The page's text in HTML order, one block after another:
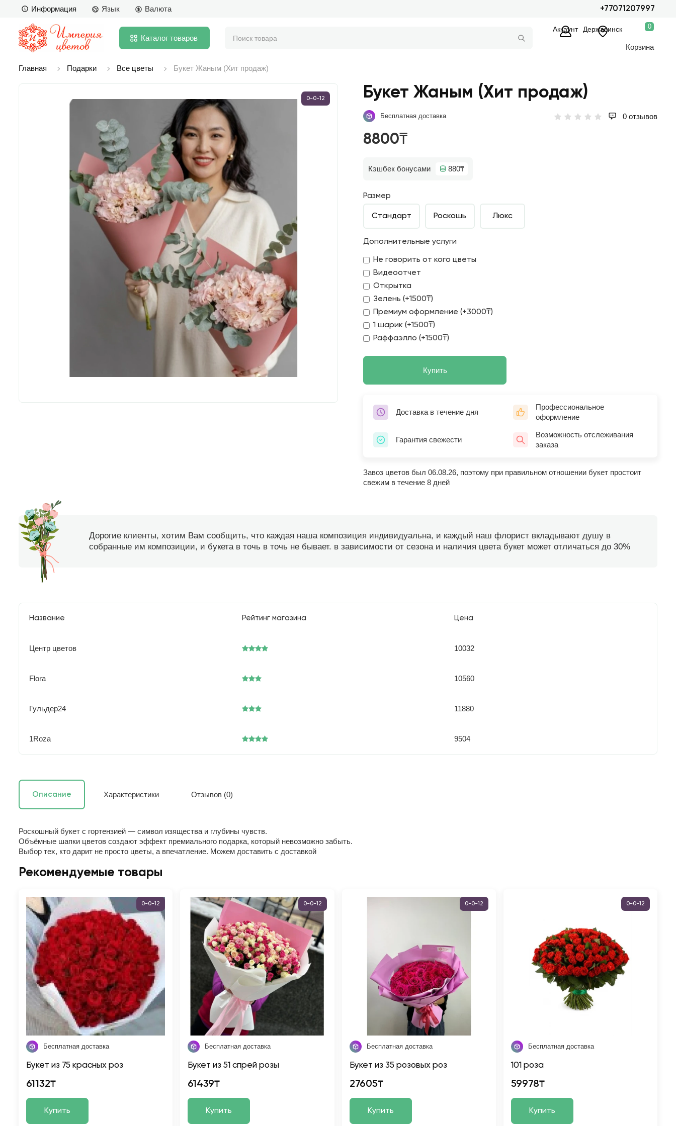
Информация Язык Валюта +77071207997
Каталог товаров
Аккаунт Державинск 0
Корзина
Главная Подарки Все цветы Букет Жаным (Хит продаж)
0-0-12 Букет Жаным (Хит продаж)
Бесплатная доставка 0 отзывов
8800₸
Кэшбек бонусами 880₸
Размер
Стандарт Роскошь Люкс
Дополнительные услуги
Не говорить от кого цветы
Видеоотчет
Открытка
Зелень (+1500₸)
Премиум оформление (+3000₸)
1 шарик (+1500₸)
Раффаэлло (+1500₸)
Купить
Доставка в течение дня
Профессиональное
оформление
Гарантия свежести
Возможность отслеживания
заказа
Завоз цветов был 06.08.26, поэтому при правильном отношении букет простоит
свежим в течение 8 дней
Дорогие клиенты, хотим Вам сообщить, что каждая наша композиция индивидуальна, и каждый наш флорист вкладывают душу в
собранные им композиции, и букета в точь в точь не бывает. в зависимости от сезона и наличия цвета букет может отличаться до 30%
Название Рейтинг магазина Цена
Центр цветов 10032
Flora 10560
Гульдер24 11880
1Roza 9504
Описание Характеристики Отзывов (0)
Роскошный букет с гортензией — символ изящества и глубины чувств.
Объёмные шапки цветов создают эффект премиального подарка, который невозможно забыть.
Выбор тех, кто дарит не просто цветы, а впечатление. Можем доставить с доставкой
Рекомендуемые товары
0-0-12
Бесплатная доставка
Букет из 75 красных роз
61132₸
Купить
0-0-12
Бесплатная доставка
Букет из 51 спрей розы
61439₸
Купить
0-0-12
Бесплатная доставка
Букет из 35 розовых роз
27605₸
Купить
0-0-12
Бесплатная доставка
101 роза
59978₸
Купить